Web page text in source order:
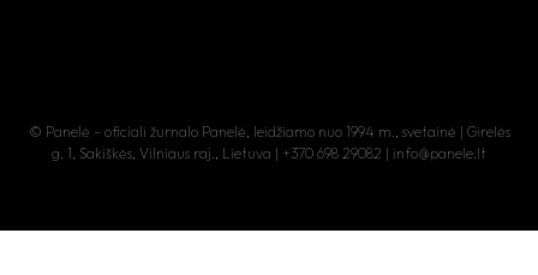
© Panelė – oficiali žurnalo Panelė, leidžiamo nuo 1994 m., svetainė | Girelės
g. 1, Sakiškės, Vilniaus raj., Lietuva | +370 698 29082 | info@panele.lt